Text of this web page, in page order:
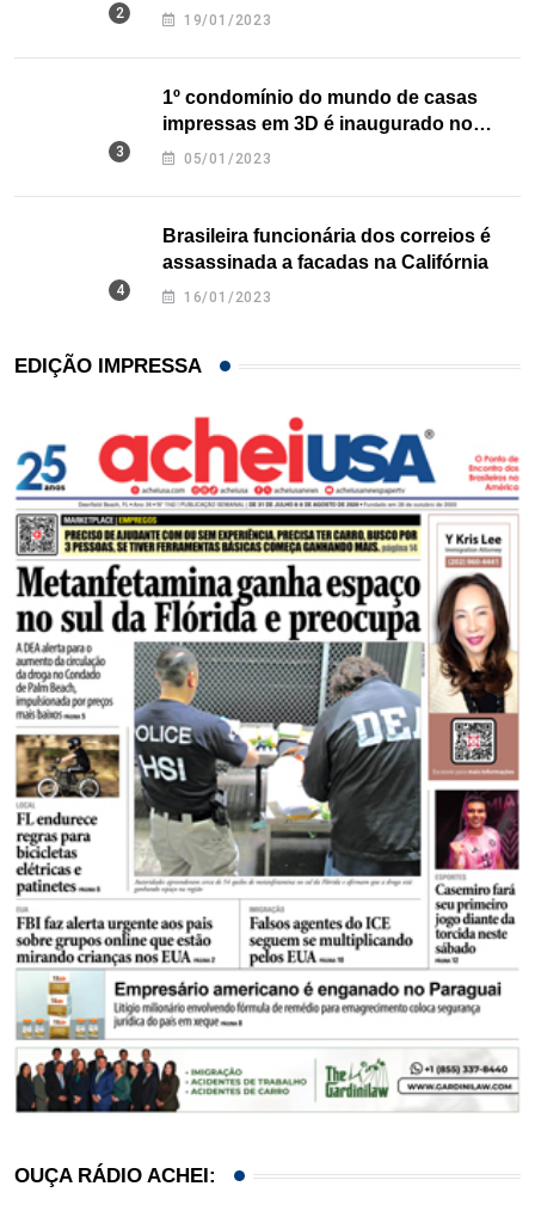
nos EUA
19/01/2023
1º condomínio do mundo de casas
impressas em 3D é inaugurado no
Texas
05/01/2023
Brasileira funcionária dos correios é
assassinada a facadas na Califórnia
16/01/2023
EDIÇÃO IMPRESSA
OUÇA RÁDIO ACHEI: